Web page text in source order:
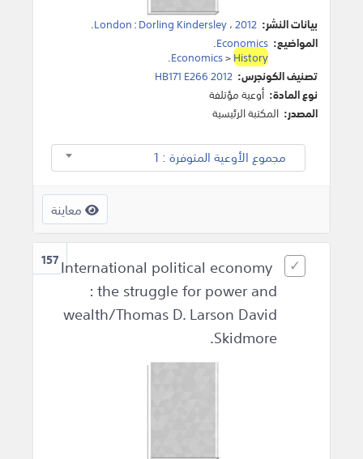
بيانات النشر: London:Dorling Kindersley،2012
.
المواضيع: Economics
.
Economics>History
.
تصنيف الكونجرس: HB171 E266 2012
نوع المادة: أوعية مؤتلفة
المصدر: المكتبة الرئيسية
مجموع الأوعية المتوفرة : 1
معاينة
157International political economy
: the struggle for power and
wealth/Thomas D. Larson David
Skidmore.